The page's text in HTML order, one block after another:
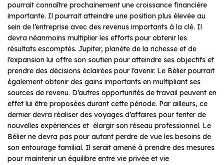
pourrait connaître prochainement une croissance financière
importante. Il pourrait atteindre une position plus élevée au
sein de l’entreprise avec des revenus importants à la clé. Il
devra néanmoins multiplier les efforts pour obtenir les
résultats escomptés. Jupiter, planète de la richesse et de
l’expansion lui offre son soutien pour atteindre ses objectifs et
prendre des décisions éclairées pour l’avenir. Le Bélier pourrait
également obtenir des gains importants en multipliant ses
sources de revenu. D’autres opportunités de travail peuvent en
effet lui être proposées durant cette période. Par ailleurs, ce
dernier devra réaliser des voyages d’affaires pour tenter de
nouvelles expériences et élargir son réseau professionnel. Le
Bélier ne devra pas pour autant perdre de vue les besoins de
son entourage familial. Il serait amené à prendre des mesures
pour maintenir un équilibre entre vie privée et vie